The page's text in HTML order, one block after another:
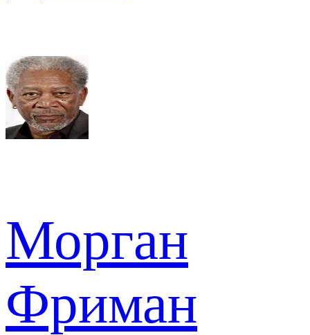
Морган
Фриман